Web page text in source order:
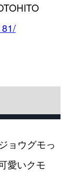
ョウグモっ
愛いクモ